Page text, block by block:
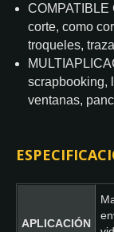
COMPATIBLE
corte, como
troqueles,
scrapbooking,
ventanas,
APLICACIÓN